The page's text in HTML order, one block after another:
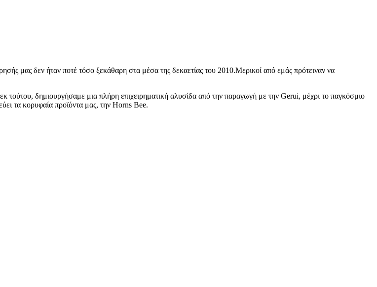
μας δεν ήταν ποτέ τόσο ξεκάθαρη στα μέσα της δεκαετίας του 2010.Μερικοί από εμάς πρότειναν να
δημιουργήσαμε μια πλήρη επιχειρηματική αλυσίδα από την παραγωγή με την Gerui, μέχρι το παγκόσμιο
τα κορυφαία προϊόντα μας, την Horns Bee.